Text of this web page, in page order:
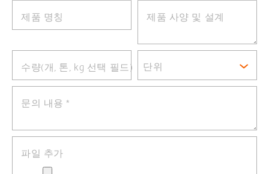
제품 명칭 제품 사양 및 설계
수량(개, 톤, kg 선택 필드) 단위
문의 내용*
파일 추가